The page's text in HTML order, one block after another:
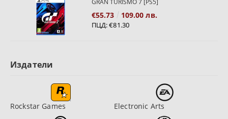
GRAN TURISMO 7 [PS5]
€55.73 109.00 лв.
ПЦД:€81.30
Издатели
Rockstar Games Electronic Arts